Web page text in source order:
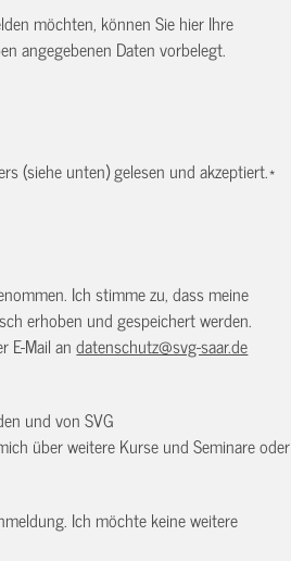
möchten, können Sie hier Ihre
angegebenen Daten vorbelegt.
(siehe unten) gelesen und akzeptiert.*
Ich stimme zu, dass meine
erhoben und gespeichert werden.
E-Mail andatenschutz@svg-saar.de
und von SVG
über weitere Kurse und Seminare oder
Ich möchte keine weitere